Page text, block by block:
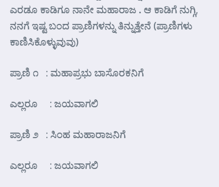
ಎರಡೂ ಕಾಡಿಗೂ ನಾನೇ ಮಹಾರಾಜ . ಆ ಕಾಡಿಗೆ ನುಗ್ಗಿ,
ನನಗೆ ಇಷ್ಟ ಬಂದ ಪ್ರಾಣಿಗಳನ್ನು ತಿನ್ನುತ್ತೇನೆ (ಪ್ರಾಣಿಗಳು
ಕಾಣಿಸಿಕೊಳ್ಳುವುವು)
ಪ್ರಾಣಿ ೧ : ಮಹಾಪ್ರಭು ಬಾಸೊರಕನಿಗೆ
ಎಲ್ಲರೂ : ಜಯವಾಗಲಿ
ಪ್ರಾಣಿ ೨ : ಸಿಂಹ ಮಹಾರಾಜನಿಗೆ
ಎಲ್ಲರೂ : ಜಯವಾಗಲಿ